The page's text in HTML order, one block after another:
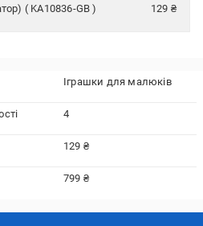
( KA10836-GB )
129 ₴
Іграшки для малюків
4
129 ₴
799 ₴